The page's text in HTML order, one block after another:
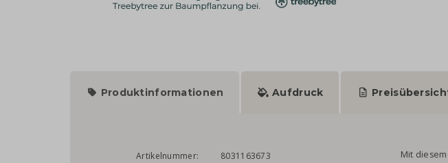
Produktinformationen Aufdruck
Artikelnummer:
8031163673
Mit